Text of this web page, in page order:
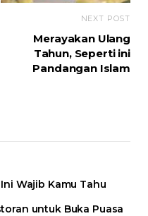
NEXT POST
Merayakan Ulang
Tahun, Seperti ini
Pandangan Islam
Wajib Kamu Tahu
untuk Buka Puasa